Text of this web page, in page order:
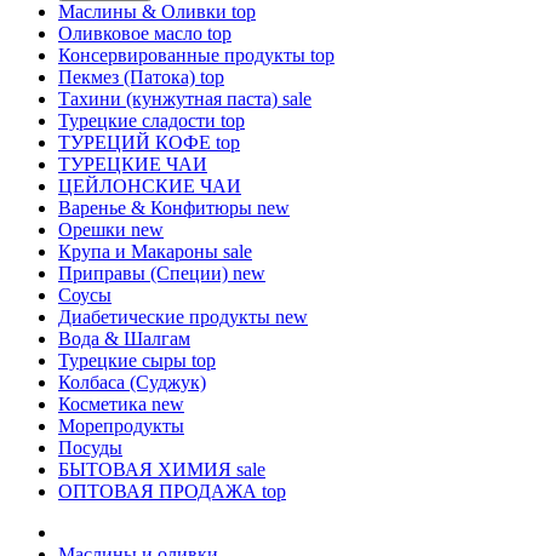
Маслины & Оливки top
Оливковое масло top
Консервированные продукты top
Пекмез (Патока) top
Тахини (кунжутная паста) sale
Турецкие сладости top
ТУРЕЦИЙ КОФЕ top
ТУРЕЦКИЕ ЧАИ
ЦЕЙЛОНСКИЕ ЧАИ
Варенье & Конфитюры new
Орешки new
Крупа и Макароны sale
Приправы (Специи) new
Соусы
Диабетические продукты new
Вода & Шалгам
Турецкие сыры top
Колбаса (Суджук)
Косметика new
Морепродукты
Посуды
БЫТОВАЯ ХИМИЯ sale
ОПТОВАЯ ПРОДАЖА top